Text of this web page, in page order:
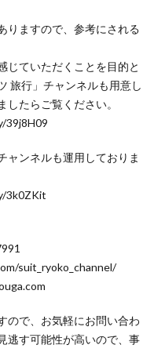
りますので、参考にされる
じていただくことを目的と
旅行」チャンネルも用意し
たらご覧ください。
39j8H09
ャンネルも運用しておりま
3k0ZKit
suit_ryoko_channel/
ので、お気軽にお問い合わ
逃す可能性が高いので、事